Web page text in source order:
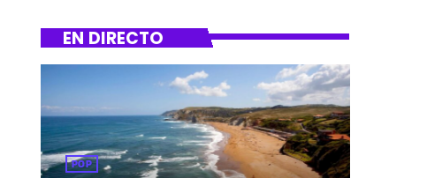
EN DIRECTO
POP